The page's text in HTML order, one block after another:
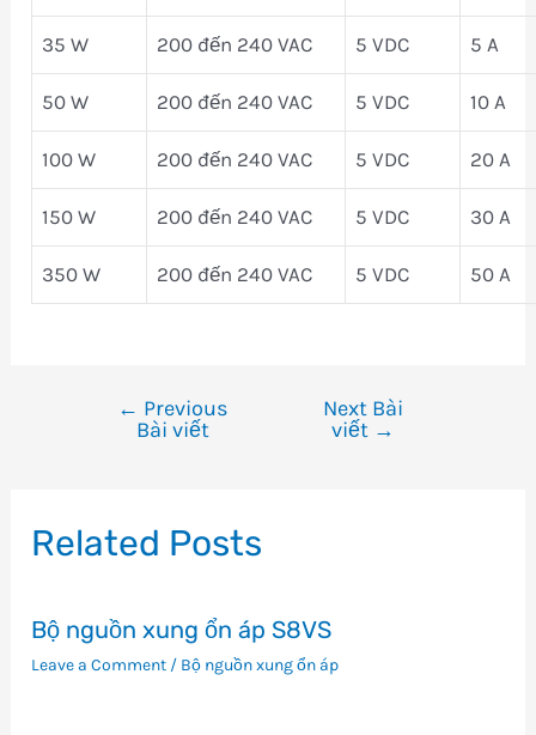
35 W 200 đến 240 VAC 5 VDC 5 A
50 W 200 đến 240 VAC 5 VDC 10 A
100 W 200 đến 240 VAC 5 VDC 20 A
150 W 200 đến 240 VAC 5 VDC 30 A
350 W 200 đến 240 VAC 5 VDC 50 A
viết
← Previous
Bài viết
Next Bài
viết →
Related Posts
Bộ nguồn xung ổn áp S8VS
Leave a Comment / Bộ nguồn xung ổn áp